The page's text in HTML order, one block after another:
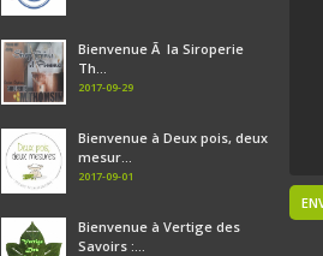
Bienvenue Ã la Siroperie
Th...
2017-09-29
Bienvenue à Deux pois, deux
mesur...
2017-09-01
Bienvenue à Vertige des
Savoirs :...